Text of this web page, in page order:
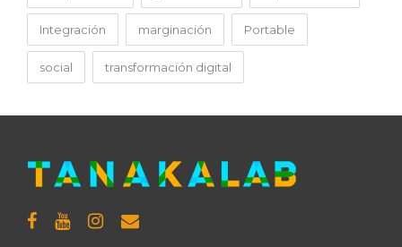
Integración marginación Portable
social transformación digital